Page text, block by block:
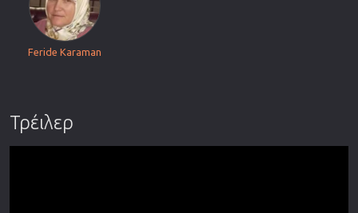
Feride Karaman
Τρέιλερ